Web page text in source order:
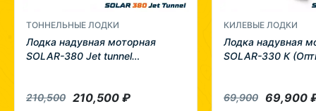
ТОННЕЛЬНЫЕ ЛОДКИ
Лодка надувная моторная
SOLAR-380 Jet tunnel
210,500 210,500 ₽
КИЛЕВЫЕ ЛОДКИ
Лодка надувная
SOLAR-330 К
69,900 69,900